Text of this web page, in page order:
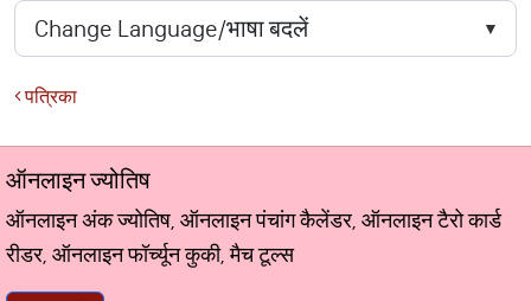
पत्रिका
ऑनलाइन ज्योतिष
ऑनलाइन अंक ज्योतिष, ऑनलाइन पंचांग कैलेंडर, ऑनलाइन टैरो कार्ड
रीडर, ऑनलाइन फॉर्च्यून कुकी, मैच टूल्स